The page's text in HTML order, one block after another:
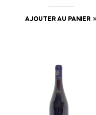
AJOUTER AU PANIER